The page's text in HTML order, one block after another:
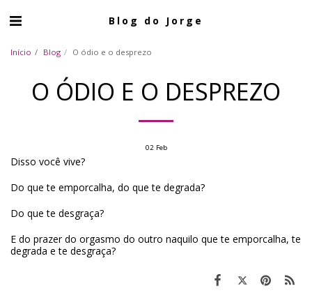
Blog do Jorge
Início Blog O ódio e o desprezo
O ÓDIO E O DESPREZO
02 Feb
Disso você vive?
Do que te emporcalha, do que te degrada?
Do que te desgraça?
E do prazer do orgasmo do outro naquilo que te emporcalha, te
degrada e te desgraça?